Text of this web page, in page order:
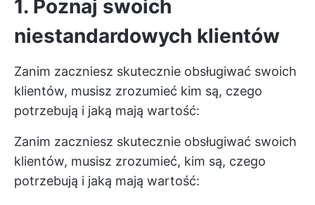
1. Poznaj swoich
niestandardowych klientów
Zanim zaczniesz skutecznie obsługiwać swoich
klientów, musisz zrozumieć kim są, czego
potrzebują i jaką mają wartość:
Zanim zaczniesz skutecznie obsługiwać swoich
klientów, musisz zrozumieć, kim są, czego
potrzebują i jaką mają wartość: